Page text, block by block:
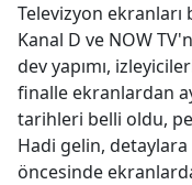
Televizyon ekranları
Kanal D ve NOW
dev yapımı,
finalle ekranlardan
tarihleri belli oldu,
Hadi gelin,
öncesinde